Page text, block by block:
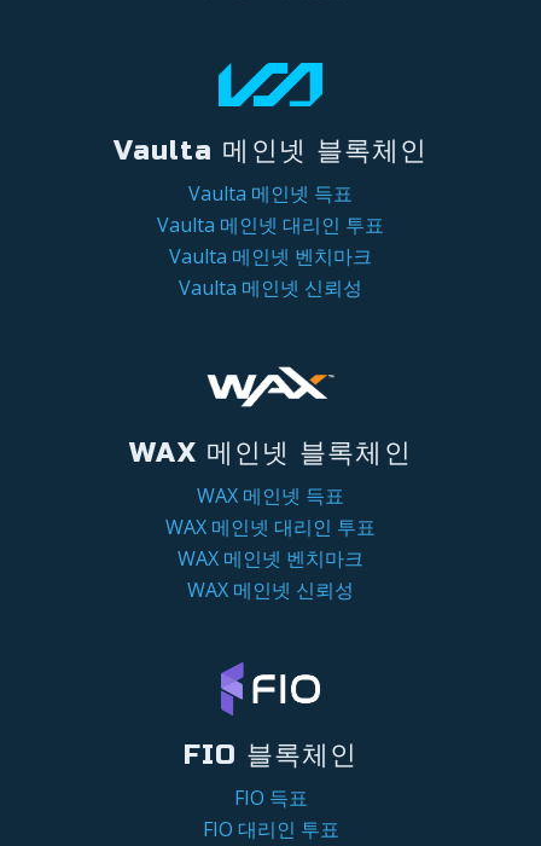
Vaulta 메인넷 블록체인
Vaulta 메인넷 득표
Vaulta 메인넷 대리인 투표
Vaulta 메인넷 벤치마크
Vaulta 메인넷 신뢰성
WAX 메인넷 블록체인
WAX 메인넷 득표
WAX 메인넷 대리인 투표
WAX 메인넷 벤치마크
WAX 메인넷 신뢰성
FIO 블록체인
FIO 득표
FIO 대리인 투표